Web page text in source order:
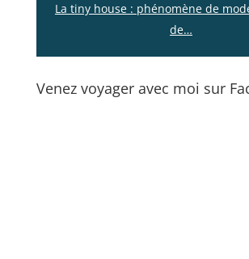
La tiny house : phénomène de
de…
Venez voyager avec moi sur